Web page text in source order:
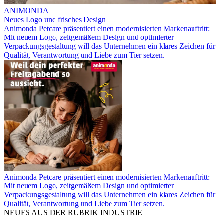
ANIMONDA
Neues Logo und frisches Design
Animonda Petcare präsentiert einen modernisierten Markenauftritt:
Mit neuem Logo, zeitgemäßem Design und optimierter
Verpackungsgestaltung will das Unternehmen ein klares Zeichen für
Qualität, Verantwortung und Liebe zum Tier setzen.
Animonda Petcare präsentiert einen modernisierten Markenauftritt:
Mit neuem Logo, zeitgemäßem Design und optimierter
Verpackungsgestaltung will das Unternehmen ein klares Zeichen für
Qualität, Verantwortung und Liebe zum Tier setzen.
NEUES AUS DER RUBRIK INDUSTRIE